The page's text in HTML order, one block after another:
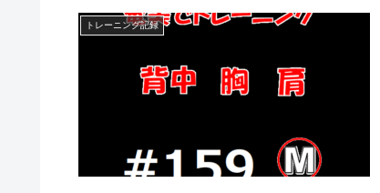
トレーニング記録